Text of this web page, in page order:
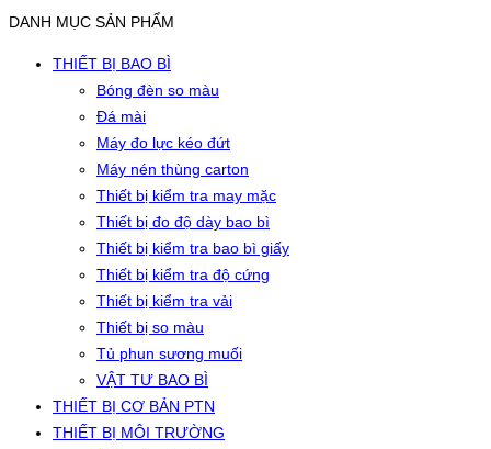
DANH MỤC SẢN PHẨM
THIẾT BỊ BAO BÌ
Bóng đèn so màu
Đá mài
Máy đo lực kéo đứt
Máy nén thùng carton
Thiết bị kiểm tra may mặc
Thiết bị đo độ dày bao bì
Thiết bị kiểm tra bao bì giấy
Thiết bị kiểm tra độ cứng
Thiết bị kiểm tra vải
Thiết bị so màu
Tủ phun sương muối
VẬT TƯ BAO BÌ
THIẾT BỊ CƠ BẢN PTN
THIẾT BỊ MÔI TRƯỜNG